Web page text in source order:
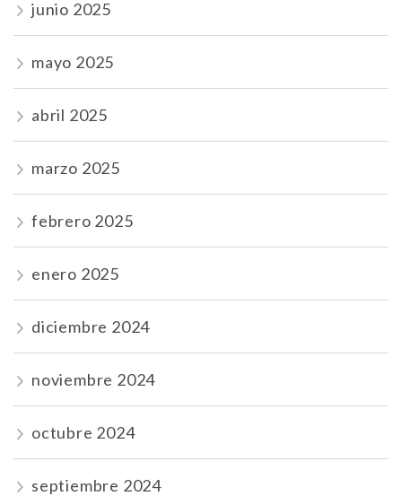
junio 2025
mayo 2025
abril 2025
marzo 2025
febrero 2025
enero 2025
diciembre 2024
noviembre 2024
octubre 2024
septiembre 2024